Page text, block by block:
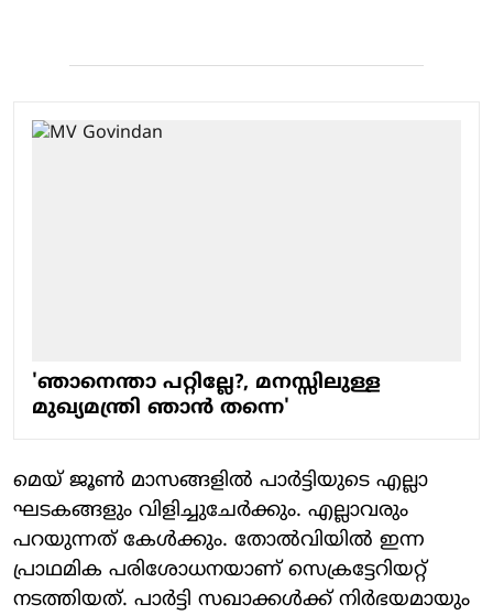
'ഞാനെന്താ പറ്റില്ലേ?, മനസ്സിലുള്ള
മുഖ്യമന്ത്രി ഞാന്‍ തന്നെ'
മെയ് ജൂണ്‍ മാസങ്ങളില്‍ പാര്‍ട്ടിയുടെ എല്ലാ
ഘടകങ്ങളും വിളിച്ചുചേര്‍ക്കും. എല്ലാവരും
പറയുന്നത് കേള്‍ക്കും. തോല്‍വിയില്‍ ഇന്ന
പ്രാഥമിക പരിശോധനയാണ് സെക്രട്ടേറിയറ്റ്
നടത്തിയത്. പാര്‍ട്ടി സഖാക്കള്‍ക്ക് നിര്‍ഭയമായും